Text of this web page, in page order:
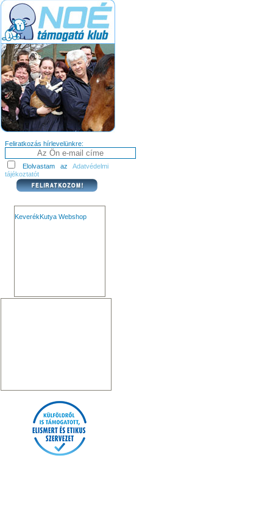
Feliratkozás hírlevelünkre:
Elolvastam az Adatvédelmi
tájékoztatót
KeverékKutya Webshop